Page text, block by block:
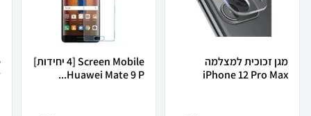
מגן זכוכית למצלמה
iPhone 12 Pro Max
Screen Mobile [4 יחידות]
Huawei Mate 9 P...